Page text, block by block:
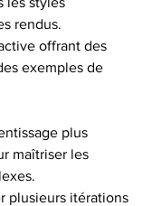
rendus.​
offrant des
exemples de
plus
maîtriser les
plusieurs itérations